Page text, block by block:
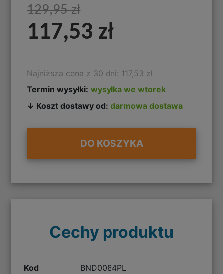
129,95 zł
117,53 zł
Najniższa cena z 30 dni: 117,53 zł
Termin wysyłki: wysyłka we wtorek
↓ Koszt dostawy od: darmowa dostawa
DO KOSZYKA
Cechy produktu
Kod
BND0084PL